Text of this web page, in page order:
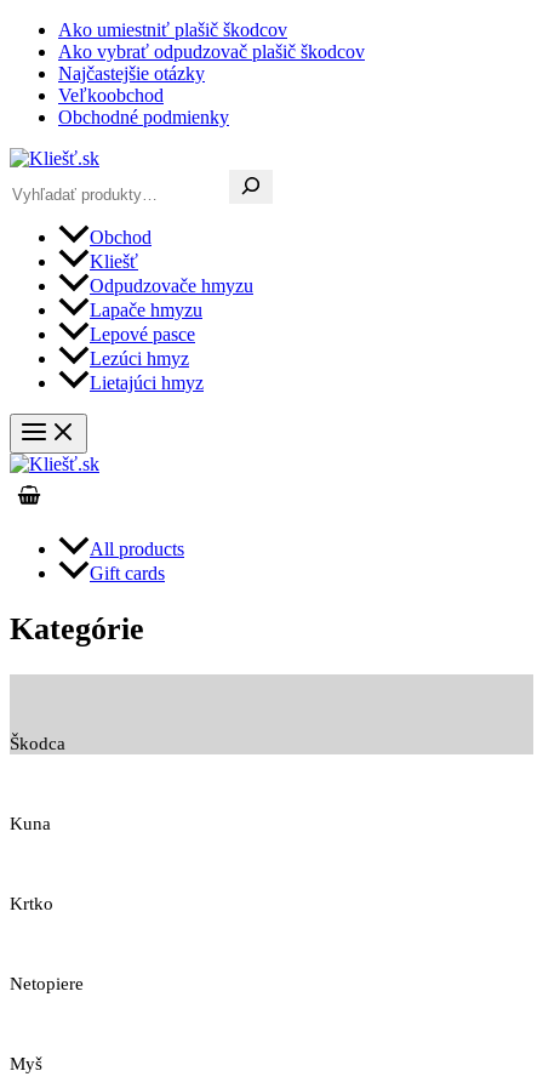
Preskočiť
obsah
Ako umiestniť plašič škodcov
Ako vybrať odpudzovač plašič škodcov
Najčastejšie otázky
Veľkoobchod
Obchodné podmienky
Obchod
Kliešť
Odpudzovače hmyzu
Lapače hmyzu
Lepové pasce
Lezúci hmyz
Lietajúci hmyz
All products
Gift cards
Kategórie
Škodca
Kuna
Krtko
Netopiere
Myš